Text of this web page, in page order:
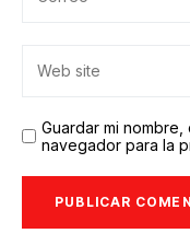
Guardar mi
navegador para la